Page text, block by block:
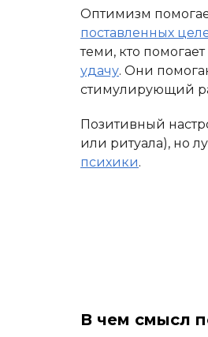
Оптимизм
поставленных
теми, кто
удачу. Они
стимулирующий
Позитивный
или ритуала), но
психики.
В чем смысл